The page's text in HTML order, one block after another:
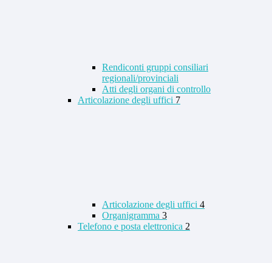
Rendiconti gruppi consiliari
regionali/provinciali
Atti degli organi di controllo
Articolazione degli uffici 7
Articolazione degli uffici 4
Organigramma 3
Telefono e posta elettronica 2